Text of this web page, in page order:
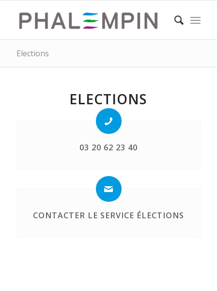
Elections
ELECTIONS
03 20 62 23 40
CONTACTER LE SERVICE ÉLECTIONS